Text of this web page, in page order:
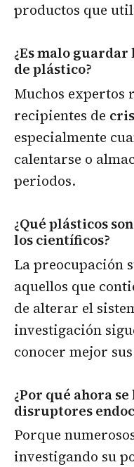
productos que
¿Es malo
de plástico?
Muchos
recipientes de
especialmente
calentarse o
periodos.
¿Qué plásticos
los científicos?
La preocupación
aquellos que
de alterar el
investigación
conocer mejor
¿Por qué ahora
disruptores
Porque
investigando su